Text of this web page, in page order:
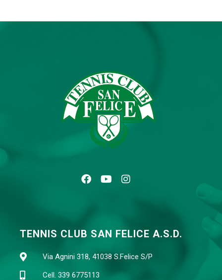
TENNIS CLUB SAN FELICE A.S.D.
Via Agnini 318, 41038 S.Felice S/P
Cell. 339 6775113